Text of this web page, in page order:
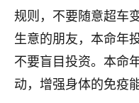
规则，不要随意超车
生意的朋友，本命年
不要盲目投资。本命
动，增强身体的免疫
鹿森 ：是的，
触，首先就是
不由人！
1天前 来自四川